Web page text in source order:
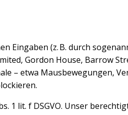
Eingaben (z. B. durch
Gordon House, Barrow
– etwa Mausbewegungen,
1 lit. f DSGVO. Unser